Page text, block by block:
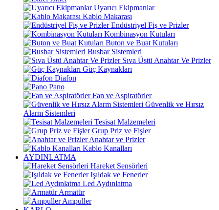
Uyarıcı Ekipmanlar
Kablo Makarası
Endüstriyel Fiş ve Prizler
Kombinasyon Kutuları
Buton ve Buat Kutuları
Busbar Sistemleri
Sıva Üstü Anahtar Ve Prizler
Güç Kaynakları
Diafon
Pano
Fan ve Aspiratörler
Güvenlik ve Hırsız
Alarm Sistemleri
Tesisat Malzemeleri
Grup Priz ve Fişler
Anahtar ve Prizler
Kablo Kanalları
AYDINLATMA
Hareket Sensörleri
Işıldak ve Fenerler
Led Aydınlatma
Armatür
Ampuller